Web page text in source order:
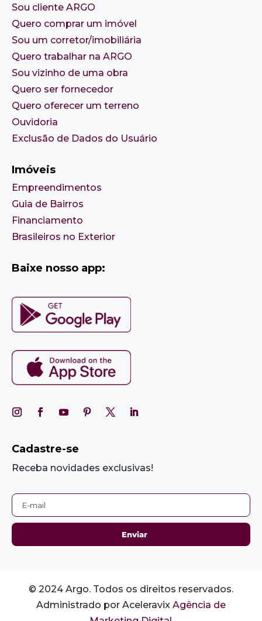
Sou cliente ARGO
Quero comprar um imóvel
Sou um corretor/imobiliária
Quero trabalhar na ARGO
Sou vizinho de uma obra
Quero ser fornecedor
Quero oferecer um terreno
Ouvidoria
Exclusão de Dados do Usuário
Imóveis
Empreendimentos
Guia de Bairros
Financiamento
Brasileiros no Exterior
Baixe nosso app:
Cadastre-se
Receba novidades exclusivas!
© 2024 Argo. Todos os direitos reservados.
Administrado por Aceleravix Agência de